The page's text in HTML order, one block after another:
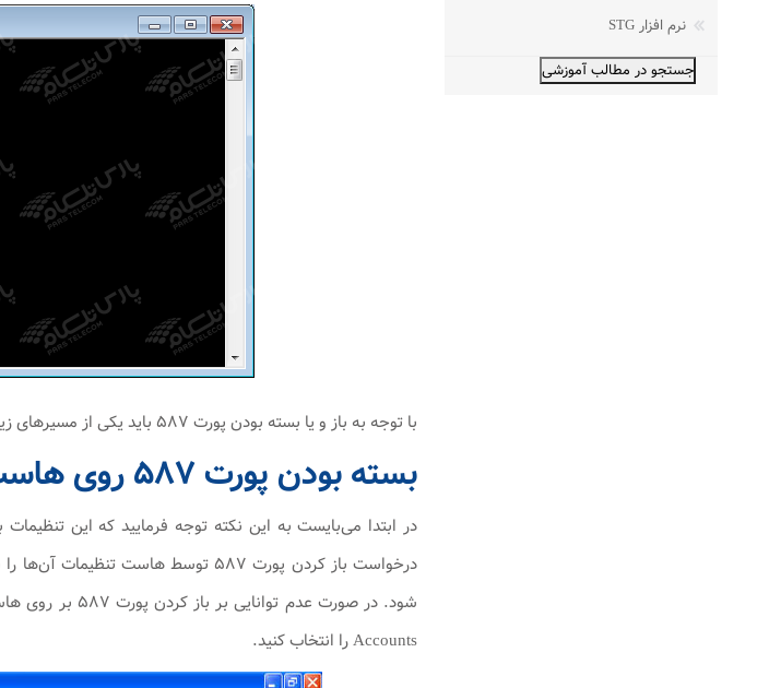
با توجه به باز و یا بسته بودن پورت ۵۸۷ باید یکی از مسیر‌های زیر را دنبال کنید.
بسته بودن پورت ۵۸۷ روی‌ هاست
Accounts را انتخاب کنید.
نرم افزار STG